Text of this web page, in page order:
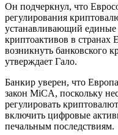
Он подчеркнул, что
регулирования
устанавливающий единые
криптоактивов в
возникнуть банковского
утверждает Гало.
Банкир уверен, что
закон MiCA, поскольку
регулировать
включить цифровые
печальным последствиям.